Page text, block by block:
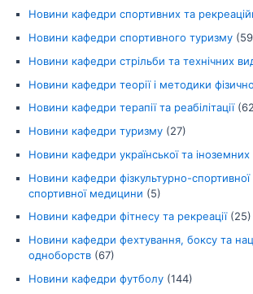
Новини кафедри спортивних та
Новини кафедри спортивного туризму
Новини кафедри стрільби та технічних
Новини кафедри теорії і методики
Новини кафедри терапії та реабілітації
Новини кафедри туризму (27)
Новини кафедри української та
Новини кафедри фізкультурно-спортивної
спортивної медицини (5)
Новини кафедри фітнесу та рекреації(25)
Новини кафедри фехтування, боксу та
одноборств (67)
Новини кафедри футболу (144)